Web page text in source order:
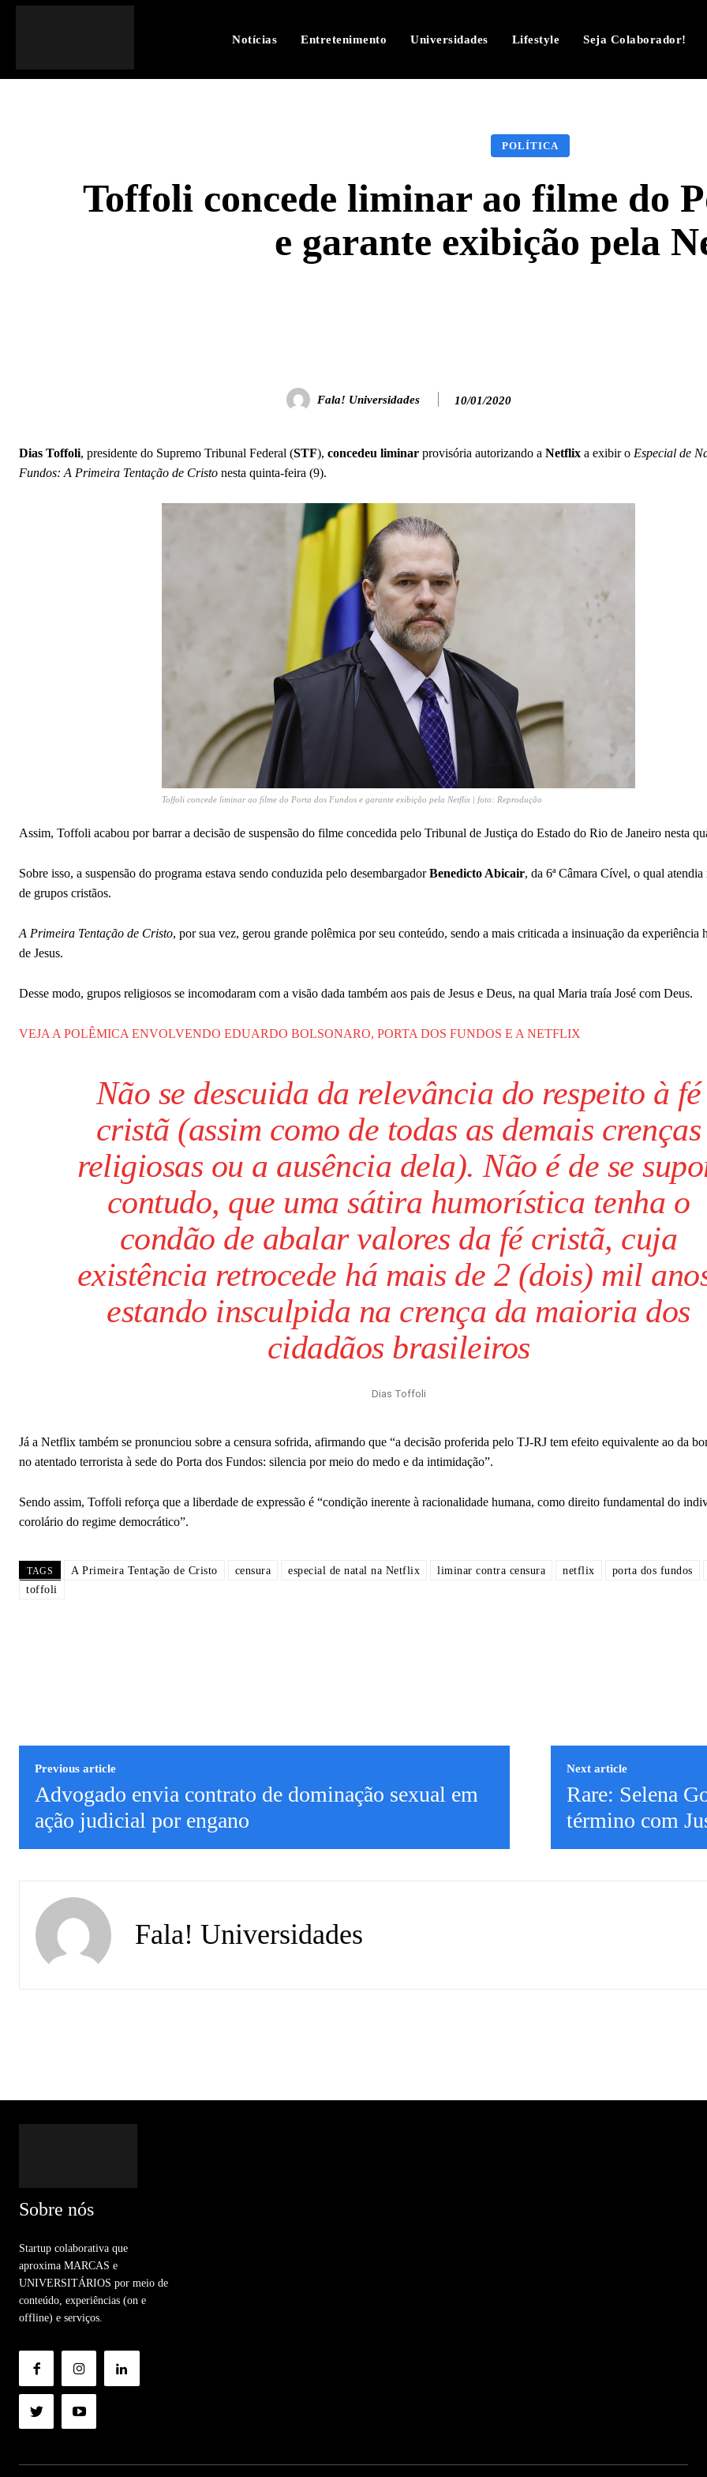
Notícias Entretenimento Universidades Lifestyle Seja Colaborador!
POLÍTICA
Toffoli concede liminar ao filme do
e garante exibição pela
Fala! Universidades 10/01/2020
Dias Toffoli, presidente do Supremo Tribunal Federal (STF), concedeu liminar provisória autorizando a Netflix a exibir o Especial de
Fundos: A Primeira Tentação de Cristo nesta quinta-feira (9).
Toffoli concede liminar ao filme do Porta dos Fundos e garante exibição pela Netflix | foto: Reprodução
Assim, Toffoli acabou por barrar a decisão de suspensão do filme concedida pelo Tribunal de Justiça do Estado do Rio de Janeiro nesta
Sobre isso, a suspensão do programa estava sendo conduzida pelo desembargadorBenedicto Abicair, da 6ª Câmara Cível, o qual
de grupos cristãos.
A Primeira Tentação de Cristo, por sua vez, gerou grande polêmica por seu conteúdo, sendo a mais criticada a insinuação da experiência
de Jesus.
Desse modo, grupos religiosos se incomodaram com a visão dada também aos pais de Jesus e Deus, na qual Maria traía José com Deus.
VEJA A POLÊMICA ENVOLVENDO EDUARDO BOLSONARO, PORTA DOS FUNDOS E A NETFLIX
Não se descuida da relevância do respeito à fé
cristã (assim como de todas as demais crenças
religiosas ou a ausência dela). Não é de se
contudo, que uma sátira humorística tenha o
condão de abalar valores da fé cristã, cuja
existência retrocede há mais de 2 (dois) mil
estando insculpida na crença da maioria dos
cidadãos brasileiros
Dias Toffoli
Já a Netflix também se pronunciou sobre a censura sofrida, afirmando que “a decisão proferida pelo TJ-RJ tem efeito equivalente ao da
no atentado terrorista à sede do Porta dos Fundos: silencia por meio do medo e da intimidação”.
Sendo assim, Toffoli reforça que a liberdade de expressão é “condição inerente à racionalidade humana, como direito fundamental do
corolário do regime democrático”.
TAGS A Primeira Tentação de Cristo censura especial de natal na Netflix liminar contra censura netflix
porta dos fundos
toffoli
Previous article
Advogado envia contrato de dominação sexual em
ação judicial por engano
Next article
Rare: Selena
término com
Fala! Universidades
Sobre nós
Startup colaborativa que
aproxima MARCAS e
UNIVERSITÁRIOS por meio de
conteúdo, experiências (on e
offline) e serviços.